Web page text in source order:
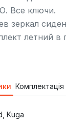
Все ключи.
зеркал
летний в
-
диски
Комплектація
Kuga